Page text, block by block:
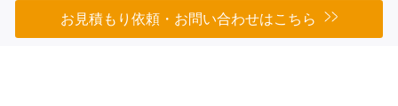
お見積もり依頼・お問い合わせはこちら